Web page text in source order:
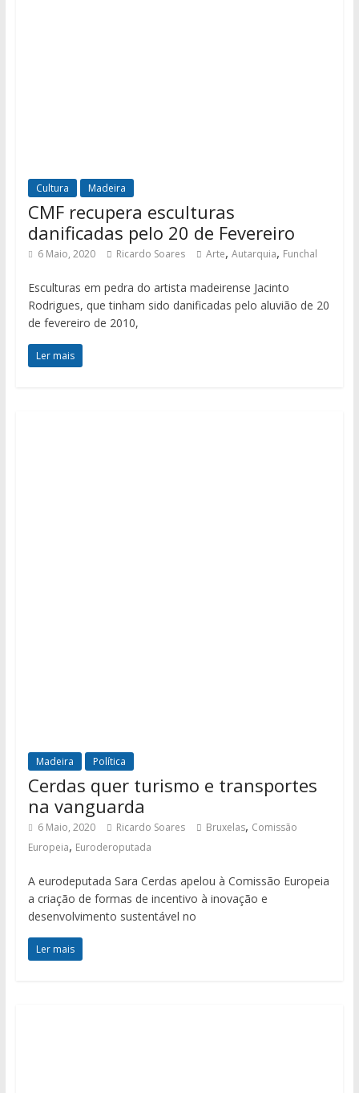
Cultura Madeira
CMF recupera esculturas
danificadas pelo 20 de Fevereiro
6 Maio, 2020 Ricardo Soares Arte, Autarquia, Funchal
Esculturas em pedra do artista madeirense Jacinto
Rodrigues, que tinham sido danificadas pelo aluvião de 20
de fevereiro de 2010,
Ler mais
Madeira Política
Cerdas quer turismo e transportes
na vanguarda
6 Maio, 2020 Ricardo Soares Bruxelas, Comissão
Europeia, Euroderoputada
A eurodeputada Sara Cerdas apelou à Comissão Europeia
a criação de formas de incentivo à inovação e
desenvolvimento sustentável no
Ler mais